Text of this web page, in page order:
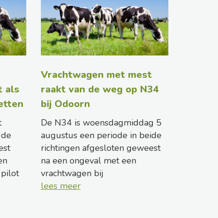
als
pilot
Vrachtwagen met mest
raakt van de weg op N34
bij Odoorn
De N34 is woensdagmiddag 5
augustus een periode in beide
richtingen afgesloten geweest
na een ongeval met een
vrachtwagen bij
lees meer